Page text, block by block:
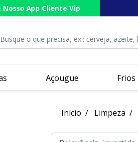
Nosso App Cliente Vip
Açougue Frios
Início Limpeza